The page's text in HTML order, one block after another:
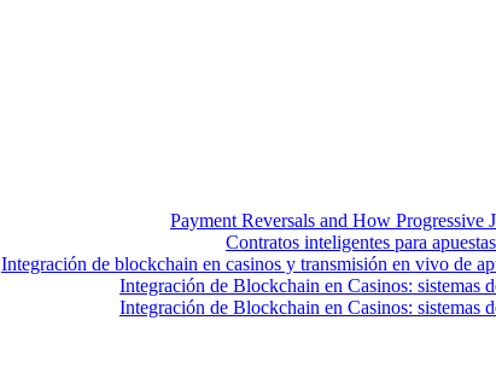
Payment Reversals and How Progressive
Contratos inteligentes para
Integración de blockchain en casinos y transmisión en vivo de
Integración de Blockchain en Casinos: sistemas
Integración de Blockchain en Casinos: sistemas